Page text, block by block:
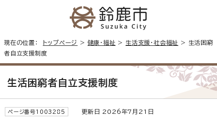
現在の位置： トップページ > 健康・福祉 > 生活支援・社会福祉 > 生活困窮
者自立支援制度
生活困窮者自立支援制度
ページ番号1003285 更新日 2026年7月21日